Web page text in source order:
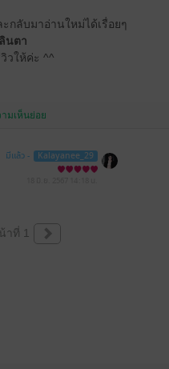
กลับมาอ่านใหม่ได้เรื่อยๆ
นตา
วให้ค่ะ ^^
มเห็นย่อย
มีแล้ว - Kalayanee_29
าที่ 1